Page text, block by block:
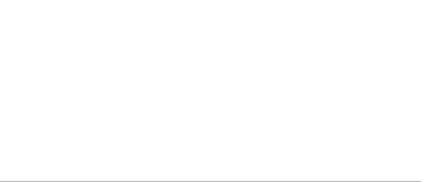
met ChatGPT te hebben.
van de tool. De extra toepassingen van de betaalde versie van ChatGPT komen in deze training niet aan